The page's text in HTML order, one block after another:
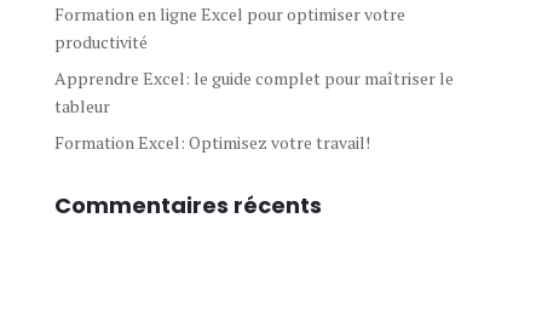
Formation en ligne Excel pour optimiser votre
productivité
Apprendre Excel: le guide complet pour maîtriser le
tableur
Formation Excel: Optimisez votre travail!
Commentaires récents